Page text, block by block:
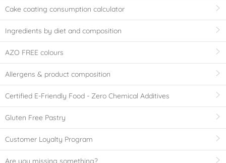
Cake coating consumption calculator
Ingredients by diet and composition
AZO FREE colours
Allergens & product composition
Certified E-Friendly Food - Zero Chemical Additives
Gluten Free Pastry
Customer Loyalty Program
Are you missing something?